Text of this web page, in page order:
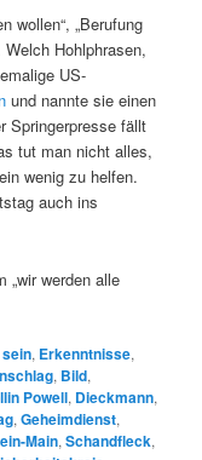
wollen“, „Berufung
Hohlphrasen,
US-
und nannte sie einen
Springerpresse fällt
tut man nicht alles,
wenig zu helfen.
auch ins
„wir werden alle
, Erkenntnisse,
, Bild,
Powell, Dieckmann,
,Geheimdienst,
Main,Schandfleck,